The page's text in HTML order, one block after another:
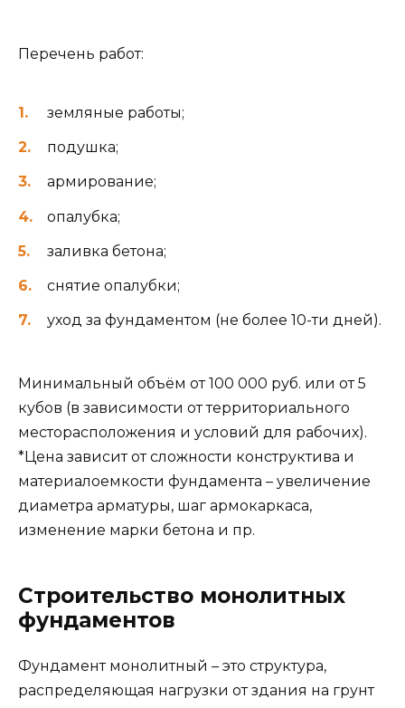
Перечень работ:
земляные работы;
подушка;
армирование;
опалубка;
заливка бетона;
снятие опалубки;
уход за фундаментом (не более 10-ти дней).
Минимальный объём от 100 000 руб. или от 5
кубов (в зависимости от территориального
месторасположения и условий для рабочих).
*Цена зависит от сложности конструктива и
материалоемкости фундамента – увеличение
диаметра арматуры, шаг армокаркаса,
изменение марки бетона и пр.
Строительство монолитных
фундаментов
Фундамент монолитный – это структура,
распределяющая нагрузки от здания на грунт